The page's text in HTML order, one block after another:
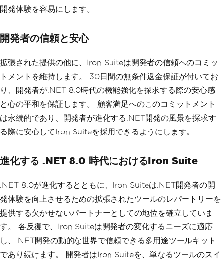
開発体験を容易にします。
開発者の信頼と安心
拡張された提供の他に、Iron Suiteは開発者の信頼へのコミッ
トメントを維持します。 30日間の無条件返金保証が付いてお
り、開発者が.NET 8.0時代の機能強化を探求する際の安心感
と心の平和を保証します。 顧客満足へのこのコミットメント
は永続的であり、開発者が進化する.NET開発の風景を探求す
る際に安心してIron Suiteを採用できるようにします。
進化する .NET 8.0 時代におけるIron Suite
.NET 8.0が進化するとともに、Iron Suiteは.NET開発者の開
発体験を向上させるための拡張されたツールのレパートリーを
提供する欠かせないパートナーとしての地位を確立していま
す。 各反復で、Iron Suiteは開発者の変化するニーズに適応
し、.NET開発の動的な世界で信頼できる多用途ツールキット
であり続けます。 開発者はIron Suiteを、単なるツールのスイ